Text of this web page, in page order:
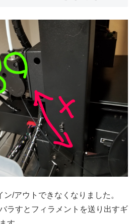
/アウトできなくなりました。
ラすとフィラメントを送り出すギ